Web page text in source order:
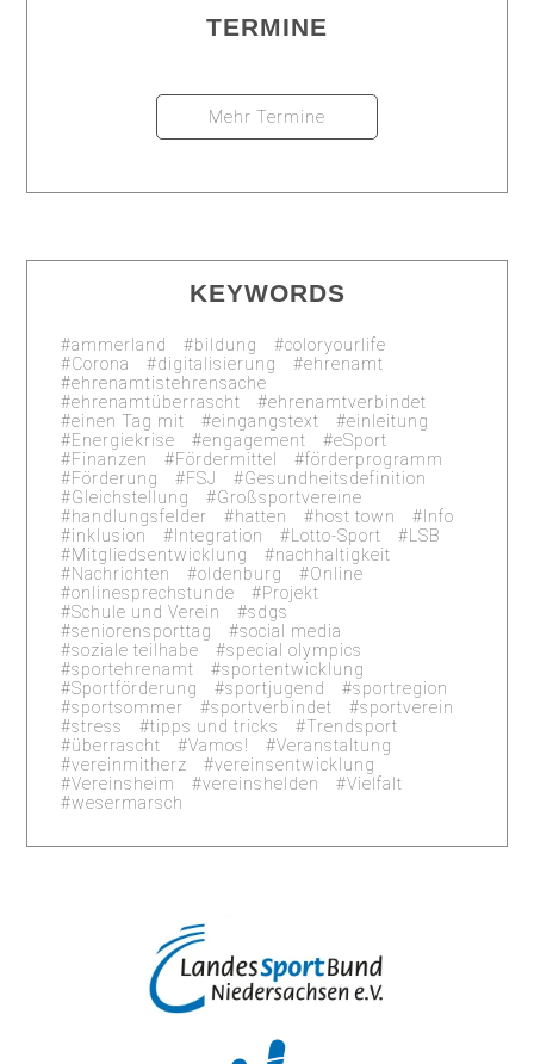
TERMINE
Mehr Termine
KEYWORDS
ammerland bildung
coloryourlife
Corona
digitalisierung
ehrenamt
ehrenamtistehrensache
ehrenamtüberrascht
ehrenamtverbindet
einen Tag mit
eingangstext
einleitung
Energiekrise
engagement
eSport
Finanzen
Fördermittel
förderprogramm
Förderung
FSJ
Gesundheitsdefinition
Gleichstellung
Großsportvereine
handlungsfelder
hatten host town
Info
inklusion
Integration Lotto-Sport
LSB
Mitgliedsentwicklung
nachhaltigkeit
Nachrichten
oldenburg
Online
onlinesprechstunde
Projekt
Schule und Verein
sdgs
seniorensporttag
social media
soziale teilhabe
special olympics
sportehrenamt
sportentwicklung
Sportförderung
sportjugend
sportregion
sportsommer
sportverbindet
sportverein
stress
tipps und tricks
Trendsport
überrascht
Vamos!
Veranstaltung
vereinmitherz
vereinsentwicklung
Vereinsheim
vereinshelden
Vielfalt
wesermarsch